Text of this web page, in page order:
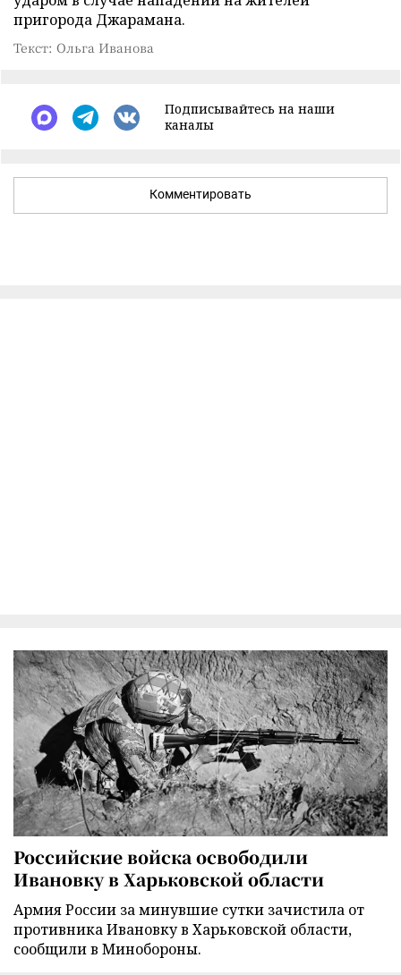
пригорода Джарамана.
Текст: Ольга Иванова
Подписывайтесь на наши
каналы
Комментировать
Российские войска освободили
Ивановку в Харьковской области
Армия России за минувшие сутки зачистила от
противника Ивановку в Харьковской области,
сообщили в Минобороны.